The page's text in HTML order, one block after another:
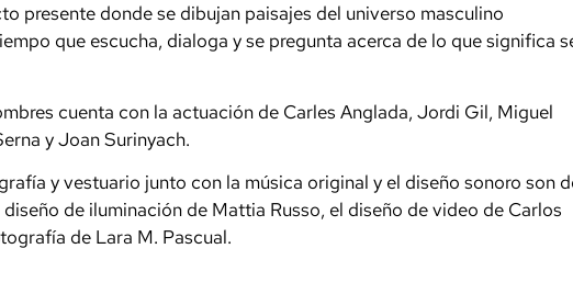
presente donde se dibujan paisajes del universo masculino
que escucha, dialoga y se pregunta acerca de lo que significa
cuenta con la actuación de Carles Anglada, Jordi Gil, Miguel
y Joan Surinyach.
y vestuario junto con la música original y el diseño sonoro son
diseño de iluminación de Mattia Russo, el diseño de video de Carlos
de Lara M. Pascual.